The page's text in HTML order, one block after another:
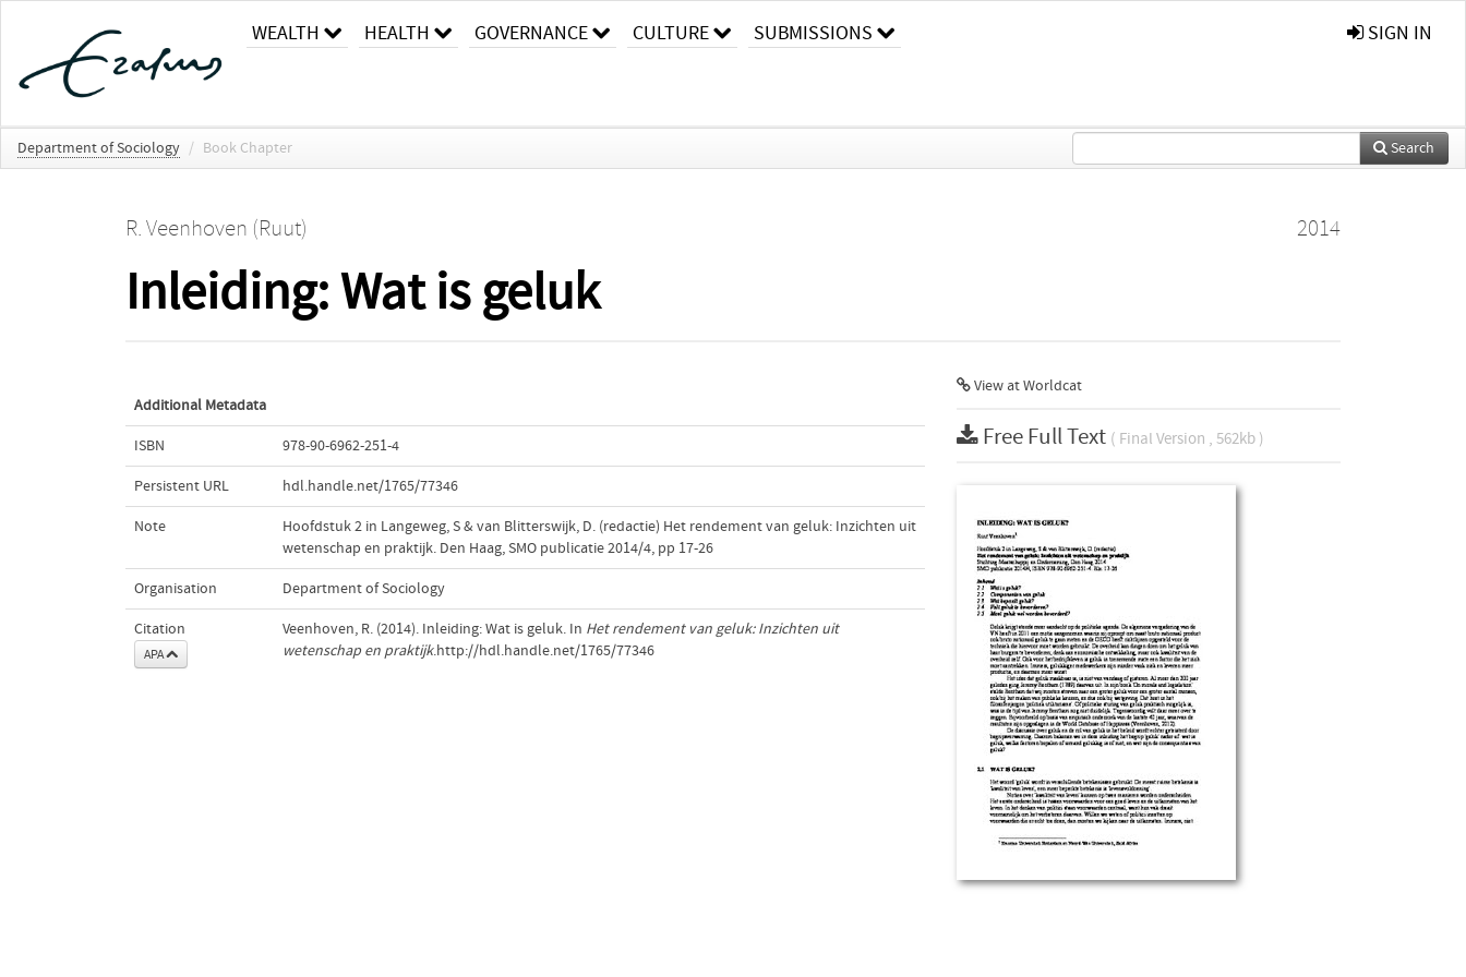
WEALTH HEALTH GOVERNANCE CULTURE SUBMISSIONS SIGN IN
Department of Sociology / Book Chapter Search
R. Veenhoven (Ruut) 2014
Inleiding: Wat is geluk
Additional Metadata
ISBN 978-90-6962-251-4
Persistent URL hdl.handle.net/1765/77346
Note
Hoofdstuk 2 in Langeweg, S & van Blitterswijk, D. (redactie) Het rendement van geluk: Inzichten uit
wetenschap en praktijk. Den Haag, SMO publicatie 2014/4, pp 17-26
Organisation Department of Sociology
Citation
APA
Veenhoven, R. (2014). Inleiding: Wat is geluk. In Het rendement van geluk: Inzichten uit
wetenschap en praktijk.http://hdl.handle.net/1765/77346
View at Worldcat
Free Full Text ( Final Version , 562kb )